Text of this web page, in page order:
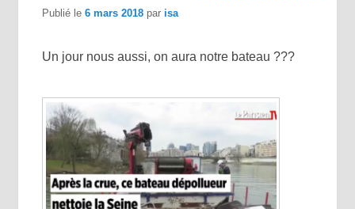
Publié le6 mars 2018 par isa
Un jour nous aussi, on aura notre bateau???